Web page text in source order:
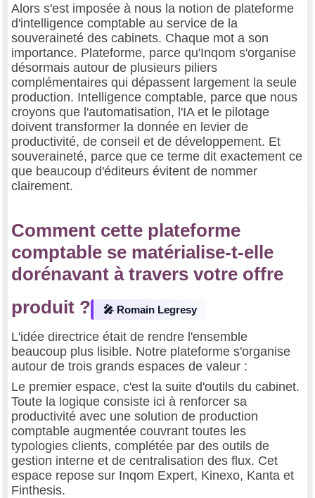
Alors s'est imposée à nous la notion de plateforme
d'intelligence comptable au service de la
souveraineté des cabinets. Chaque mot a son
importance. Plateforme, parce qu'Inqom s'organise
désormais autour de plusieurs piliers
complémentaires qui dépassent largement la seule
production. Intelligence comptable, parce que nous
croyons que l'automatisation, l'IA et le pilotage
doivent transformer la donnée en levier de
productivité, de conseil et de développement. Et
souveraineté, parce que ce terme dit exactement ce
que beaucoup d'éditeurs évitent de nommer
clairement.
Comment cette plateforme
comptable se matérialise-t-elle
dorénavant à travers votre offre
produit ?
🎤 Romain Legresy
L'idée directrice était de rendre l'ensemble
beaucoup plus lisible. Notre plateforme s'organise
autour de trois grands espaces de valeur :
Le premier espace, c'est la suite d'outils du cabinet.
Toute la logique consiste ici à renforcer sa
productivité avec une solution de production
comptable augmentée couvrant toutes les
typologies clients, complétée par des outils de
gestion interne et de centralisation des flux. Cet
espace repose sur Inqom Expert, Kinexo, Kanta et
Finthesis.